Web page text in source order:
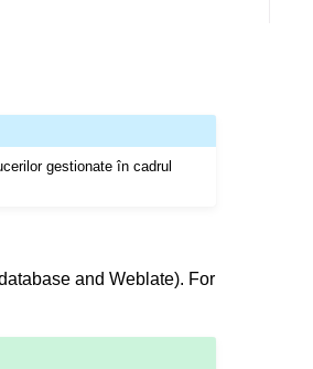
gestionate în cadrul
and Weblate). For